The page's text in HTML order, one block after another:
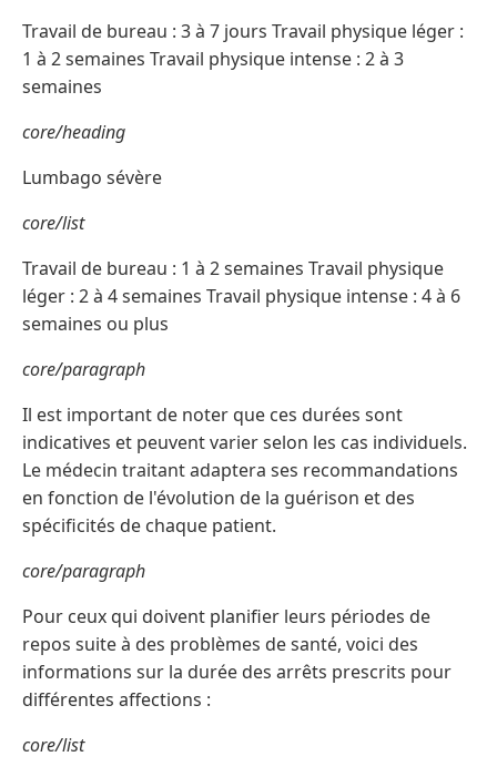
Travail de bureau : 3 à 7 jours Travail physique léger :
1 à 2 semaines Travail physique intense : 2 à 3
semaines
core/heading
Lumbago sévère
core/list
Travail de bureau : 1 à 2 semaines Travail physique
léger : 2 à 4 semaines Travail physique intense : 4 à 6
semaines ou plus
core/paragraph
Il est important de noter que ces durées sont
indicatives et peuvent varier selon les cas individuels.
Le médecin traitant adaptera ses recommandations
en fonction de l'évolution de la guérison et des
spécificités de chaque patient.
core/paragraph
Pour ceux qui doivent planifier leurs périodes de
repos suite à des problèmes de santé, voici des
informations sur la durée des arrêts prescrits pour
différentes affections :
core/list